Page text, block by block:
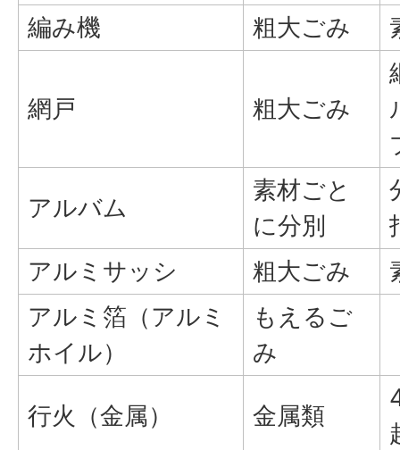
編み機
粗大ごみ
網戸 粗大ごみ
アルバム
素材ごと
に分別
アルミサッシ
粗大ごみ
アルミ箔（アルミ
ホイル）
もえるご
み
行火（金属） 金属類